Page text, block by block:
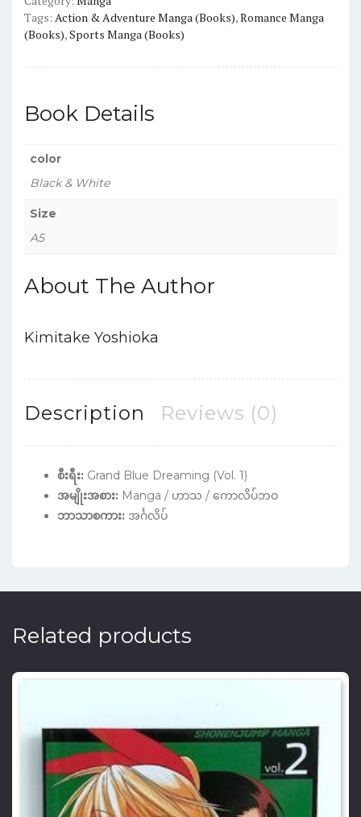
Tags: Action & Adventure Manga (Books),Romance Manga
(Books),Sports Manga (Books)
Book Details
color
Black & White
Size
A5
About The Author
Kimitake Yoshioka
Description Reviews (0)
စီးရီး: Grand Blue Dreaming (Vol. 1)
အမျိုးအစား: Manga / ဟာသ / ကောလိပ်ဘဝ
ဘာသာစကား: အင်္ဂလိပ်
Related products